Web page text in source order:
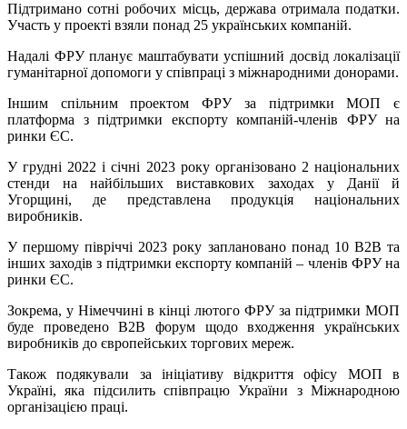
Підтримано сотні робочих місць, держава отримала податки.
Участь у проекті взяли понад 25 українських компаній.
Надалі ФРУ планує маштабувати успішний досвід локалізації
гуманітарної допомоги у співпраці з міжнародними донорами.
Іншим спільним проектом ФРУ за підтримки МОП є
платформа з підтримки експорту компаній-членів ФРУ на
ринки ЄС.
У грудні 2022 і січні 2023 року організовано 2 національних
стенди на найбільших виставкових заходах у Данії й
Угорщині, де представлена продукція національних
виробників.
У першому півріччі 2023 року заплановано понад 10 B2B та
інших заходів з підтримки експорту компаній – членів ФРУ на
ринки ЄС.
Зокрема, у Німеччині в кінці лютого ФРУ за підтримки МОП
буде проведено B2B форум щодо входження українських
виробників до європейських торгових мереж.
Також подякували за ініціативу відкриття офісу МОП в
Україні, яка підсилить співпрацю України з Міжнародною
організацією праці.